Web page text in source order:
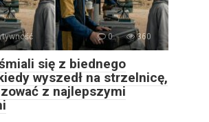
0 360
się z biednego
wyszedł na strzelnicę,
z najlepszymi